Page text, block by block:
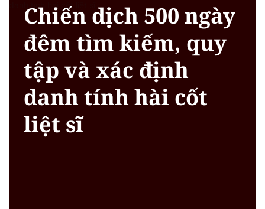
Chiến dịch 500 ngày
đêm tìm kiếm, quy
tập và xác định
danh tính hài cốt
liệt sĩ